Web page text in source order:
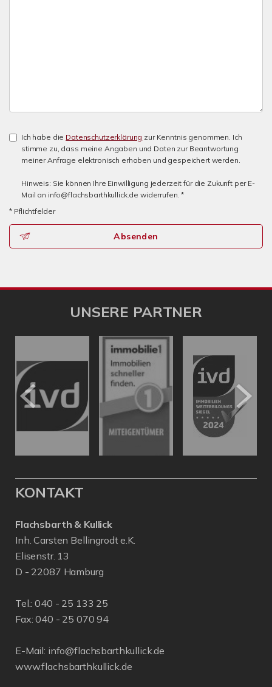
Ich habe die Datenschutzerklärung zur Kenntnis genommen. Ich
stimme zu, dass meine Angaben und Daten zur Beantwortung
meiner Anfrage elektronisch erhoben und gespeichert werden.
Hinweis: Sie können Ihre Einwilligung jederzeit für die Zukunft per E-
Mail an info@flachsbarthkullick.de widerrufen. *
* Pflichtfelder
Absenden
UNSERE PARTNER
KONTAKT
Flachsbarth & Kullick
Inh. Carsten Bellingrodt e.K.
Elisenstr. 13
D - 22087 Hamburg
Tel.:040 - 25 133 25
Fax: 040 - 25 070 94
E-Mail: info@flachsbarthkullick.de
www.flachsbarthkullick.de